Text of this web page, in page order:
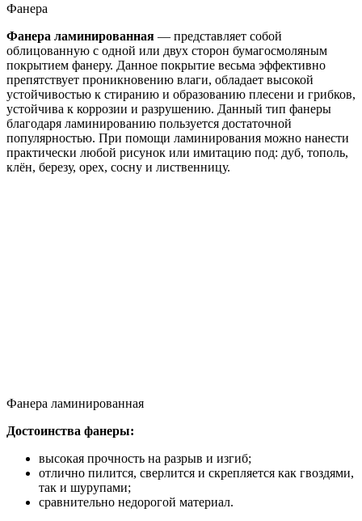
Фанера
Фанера ламинированная — представляет собой
облицованную с одной или двух сторон бумагосмоляным
покрытием фанеру. Данное покрытие весьма эффективно
препятствует проникновению влаги, обладает высокой
устойчивостью к стиранию и образованию плесени и грибков,
устойчива к коррозии и разрушению. Данный тип фанеры
благодаря ламинированию пользуется достаточной
популярностью. При помощи ламинирования можно нанести
практически любой рисунок или имитацию под: дуб, тополь,
клён, березу, орех, сосну и лиственницу.
Фанера ламинированная
Достоинства фанеры:
высокая прочность на разрыв и изгиб;
отлично пилится, сверлится и скрепляется как гвоздями,
так и шурупами;
сравнительно недорогой материал.